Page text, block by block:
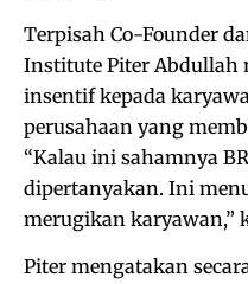
Terpisah Co-Founder
Institute Piter Abdullah
insentif kepada
perusahaan yang
“Kalau ini sahamnya
dipertanyakan. Ini
merugikan karyawan,”
Piter mengatakan